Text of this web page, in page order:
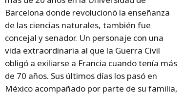
Barcelona donde revolucionó la enseñanza
de las ciencias naturales, también fue
concejal y senador. Un personaje con una
vida extraordinaria al que la Guerra Civil
obligó a exiliarse a Francia cuando tenía más
de 70 años. Sus últimos días los pasó en
México acompañado por parte de su familia,